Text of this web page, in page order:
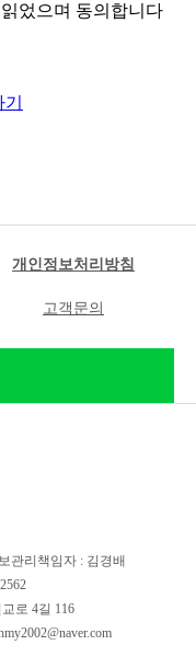
니다.
었으며 동의합니다
개인정보처리방침
고객문의
관리책임자 : 김경배
로 4길 116